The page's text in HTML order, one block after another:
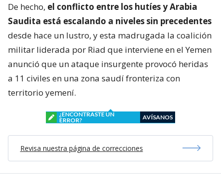
De hecho, el conflicto entre los hutíes y Arabia
Saudita está escalando a niveles sin precedentes
desde hace un lustro, y esta madrugada la coalición
militar liderada por Riad que interviene en el Yemen
anunció que un ataque insurgente provocó heridas
a 11 civiles en una zona saudí fronteriza con
territorio yemení.
¿ENCONTRASTE UN
ERROR?
AVÍSANOS
Revisa nuestra página de correcciones